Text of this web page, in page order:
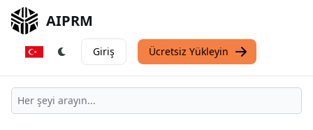
AIPRM
Giriş Ücretsiz Yükleyin